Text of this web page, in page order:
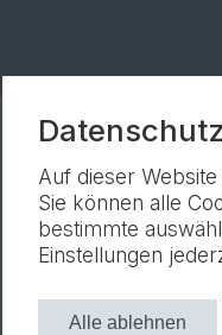
Cookie-Einstellungen
Auf dieser
Sie können alle
bestimmte
Einstellungen
Alle ablehnen